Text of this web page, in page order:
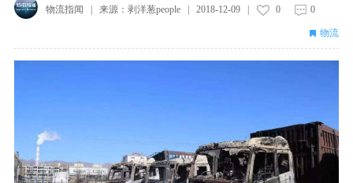
物流指闻 | 来源： 剥洋葱people| 2018-12-09| 0 0
物流